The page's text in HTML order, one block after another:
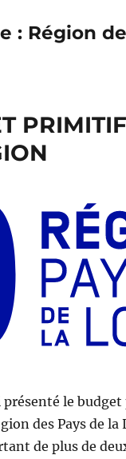
: Région
présenté le
des Pays de la
de plus de